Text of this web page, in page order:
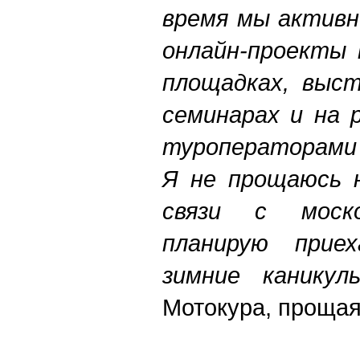
время мы
онлайн-проекты
площадках,
семинарах и на
Я не прощаюсь
связи с
планирую
зимние
Мотокура,